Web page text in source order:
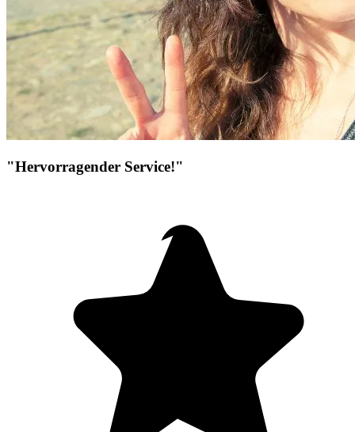
"Hervorragender Service!"